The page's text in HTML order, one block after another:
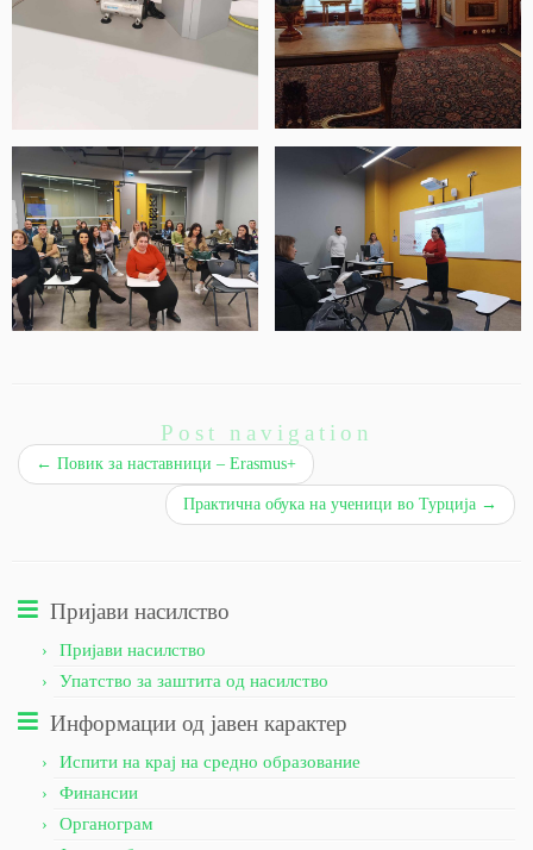
Post navigation
← Повик за наставници – Erasmus+
Практична обука на ученици во Турција →
Пријави насилство
Пријави насилство
Упатство за заштита од насилство
Информации од јавен карактер
Испити на крај на средно образование
Финансии
Органограм